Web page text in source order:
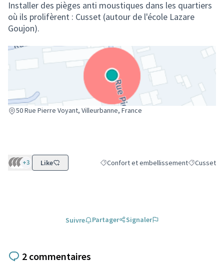
Installer des pièges anti moustiques dans les quartiers
où ils prolifèrent : Cusset (autour de l'école Lazare
Goujon).
50 Rue Pierre Voyant, Villeurbanne, France
(Lien externe)
+3 Like Filtrer les résultats de la catégorie :
Confort et embellissementFiltrer les
Cusset
Suivre Partager Signaler
2 commentaires